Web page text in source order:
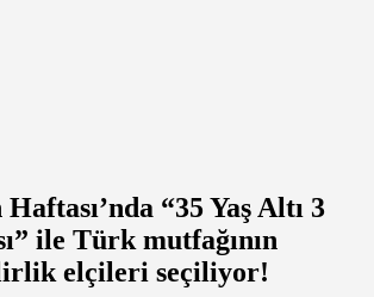
“35 Yaş Altı 3
ile Türk mutfağının
elçileri seçiliyor!